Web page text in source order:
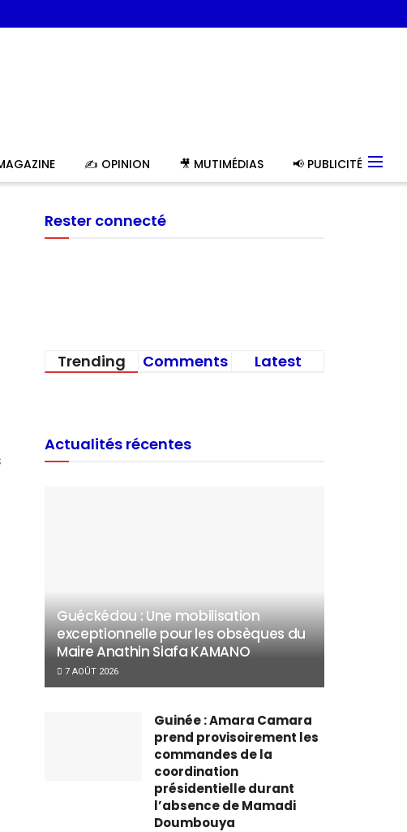
✍️ OPINION 🎥 MUTIMÉDIAS 📢 PUBLICITÉ
Rester connecté
Trending Comments Latest
Actualités récentes
Guéckédou : Une mobilisation
exceptionnelle pour les obsèques du
Maire Anathin Siafa KAMANO
7 AOÛT 2026
Guinée : Amara Camara
prend provisoirement les
commandes de la
coordination
présidentielle durant
l’absence de Mamadi
Doumbouya